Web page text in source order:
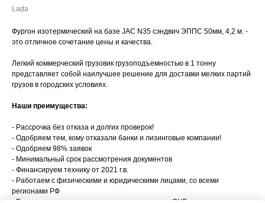
Lada
Фургон изотермический на базе JAC N35 сэндвич ЭППС 50мм, 4,2 м. -
это отличное сочетание цены и качества.
Легкий коммерческий грузовик грузоподъемностью в 1 тонну
представляет собой наилучшее решение для доставки мелких партий
грузов в городских условиях.
Наши преимущества:
- Рассрочка без отказа и долгих проверок!
- Одобряем тем, кому отказали банки и лизинговые компании!
- Одобряем 98% заявок
- Минимальный срок рассмотрения документов
- Финансируем технику от 2021 г.в.
- Работаем с физическими и юридическими лицами, со всеми
регионами РФ